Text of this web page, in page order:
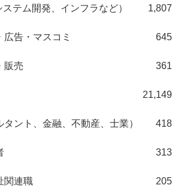
テム開発、インフラなど） 1,807
広告・マスコミ 645
販売 361
21,149
ント、金融、不動産、士業） 418
313
関連職 205